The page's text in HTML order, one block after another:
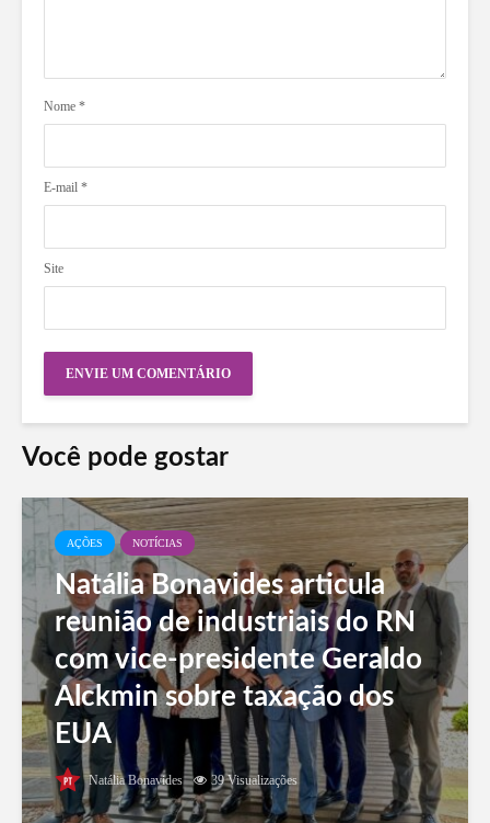
Nome *
E-mail *
Site
Você pode gostar
AÇÕES NOTÍCIAS
Natália Bonavides articula
reunião de industriais do RN
com vice-presidente Geraldo
Alckmin sobre taxação dos
EUA
Natália Bonavides 39 Visualizações